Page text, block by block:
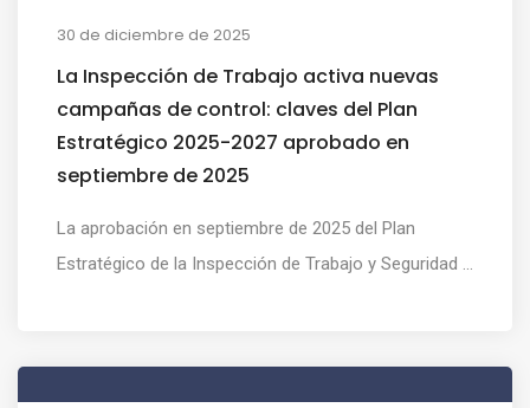
30 de diciembre de 2025
La Inspección de Trabajo activa nuevas
campañas de control: claves del Plan
Estratégico 2025-2027 aprobado en
septiembre de 2025
La aprobación en septiembre de 2025 del Plan
Estratégico de la Inspección de Trabajo y Seguridad ...